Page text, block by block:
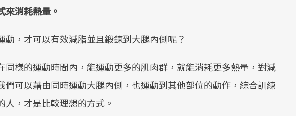
來消耗熱量。
動，才可以有效減脂並且鍛鍊到大腿內側呢？
同樣的運動時間內，能運動更多的肌肉群，就能消耗更多熱量，對減
們可以藉由同時運動大腿內側，也運動到其他部位的動作，綜合訓練
人，才是比較理想的方式。